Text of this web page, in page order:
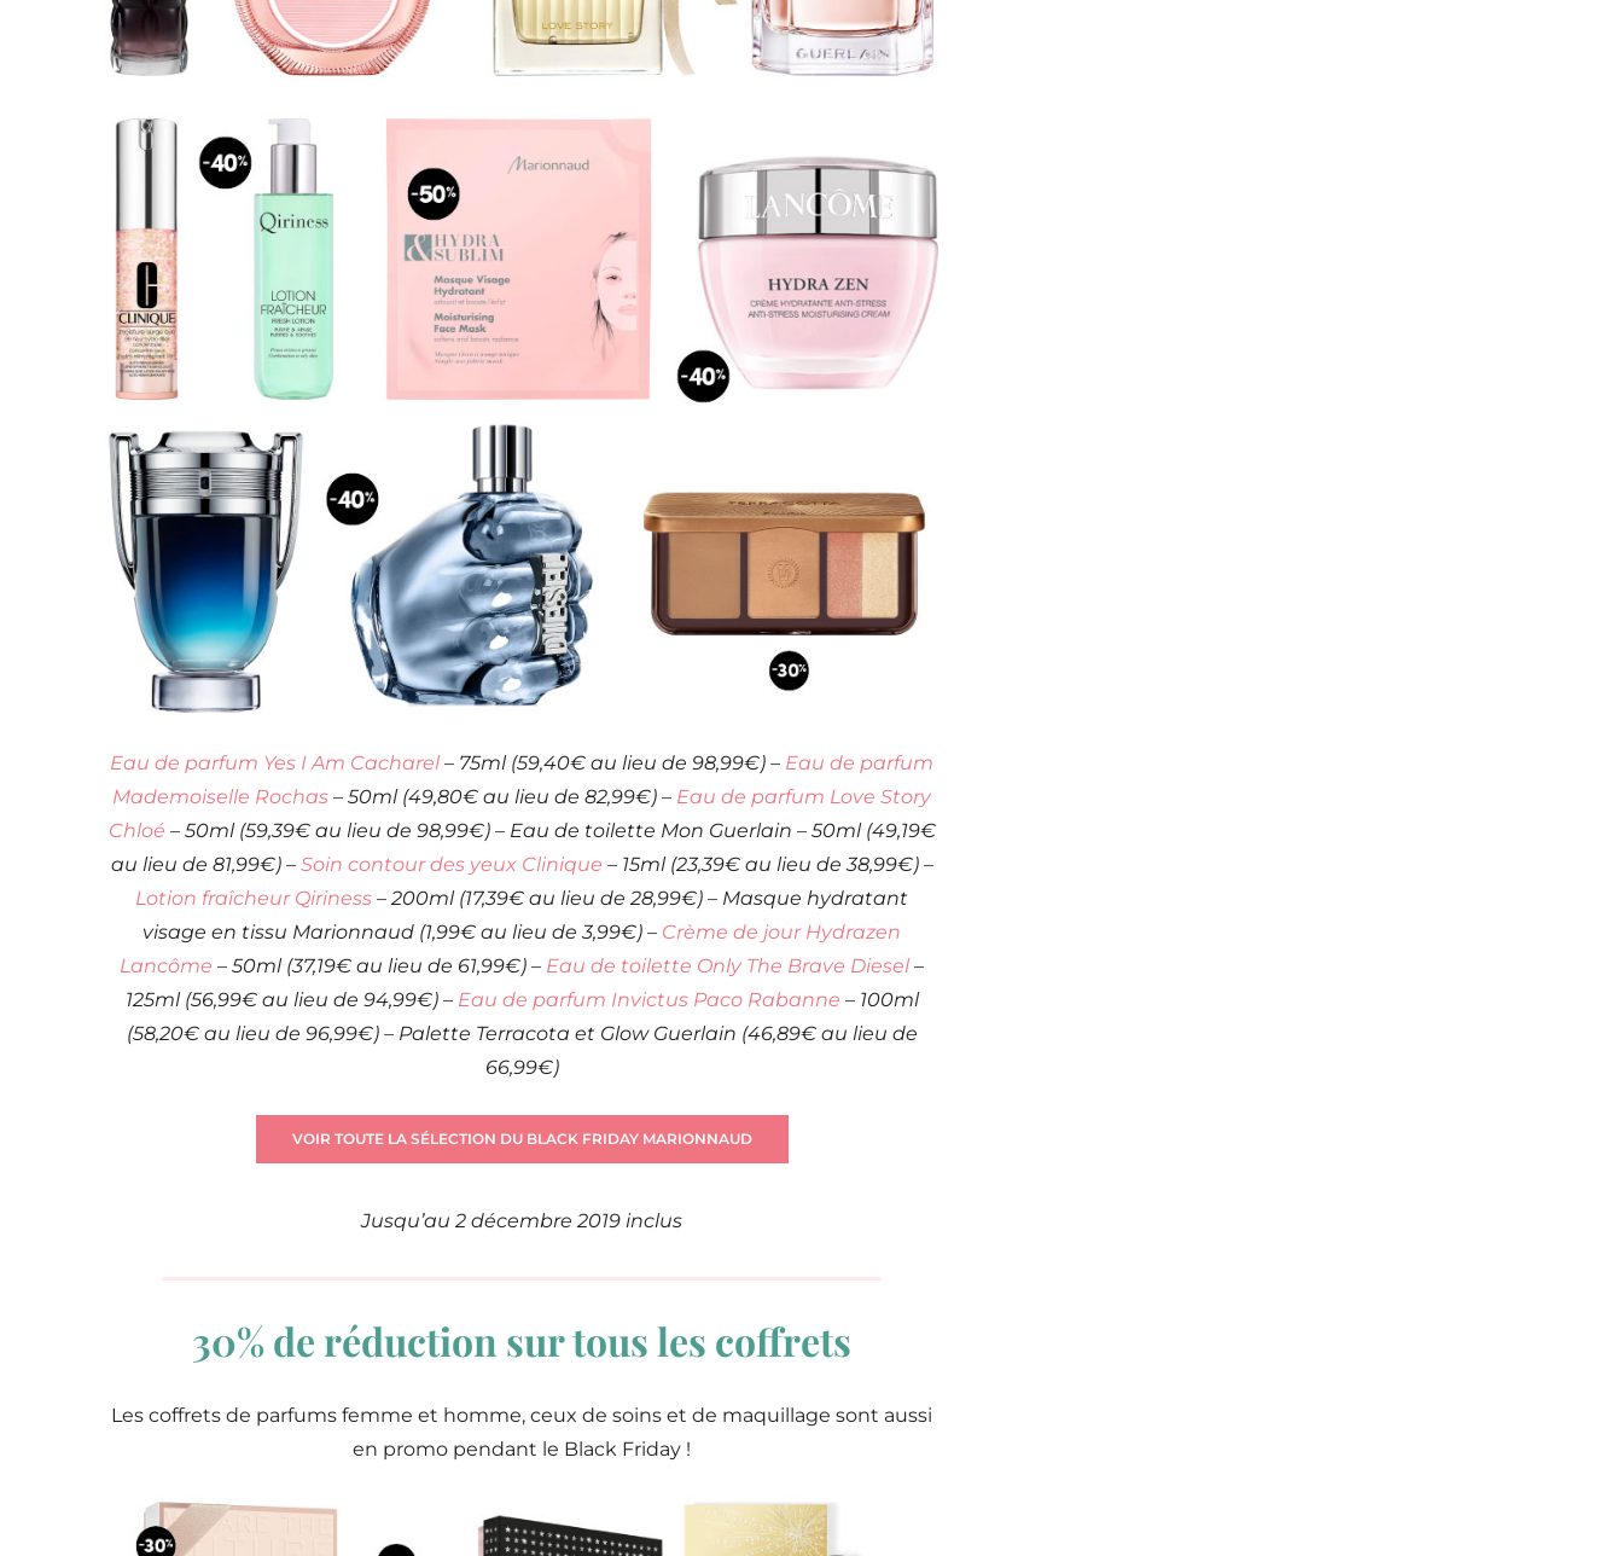
Eau de parfum Yes I Am Cacharel – 75ml (59,40€ au lieu de 98,99€) – Eau de parfum
Mademoiselle Rochas – 50ml (49,80€ au lieu de 82,99€) – Eau de parfum Love Story
Chloé – 50ml (59,39€ au lieu de 98,99€) – Eau de toilette Mon Guerlain – 50ml (49,19€
au lieu de 81,99€) – Soin contour des yeux Clinique – 15ml (23,39€ au lieu de 38,99€) –
Lotion fraîcheur Qiriness – 200ml (17,39€ au lieu de 28,99€) – Masque hydratant
visage en tissu Marionnaud (1,99€ au lieu de 3,99€) – Crème de jour Hydrazen
Lancôme – 50ml (37,19€ au lieu de 61,99€) – Eau de toilette Only The Brave Diesel –
125ml (56,99€ au lieu de 94,99€) – Eau de parfum Invictus Paco Rabanne – 100ml
(58,20€ au lieu de 96,99€) – Palette Terracota et Glow Guerlain (46,89€ au lieu de
66,99€)
VOIR TOUTE LA SÉLECTION DU BLACK FRIDAY MARIONNAUD
Jusqu’au 2 décembre 2019 inclus
30% de réduction sur tous les coffrets
Les coffrets de parfums femme et homme, ceux de soins et de maquillage sont aussi
en promo pendant le Black Friday !